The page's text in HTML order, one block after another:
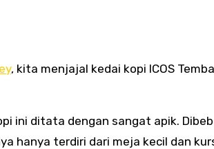
, kita menjajal kedai kopi ICOS
ini ditata dengan sangat apik.
hanya terdiri dari meja kecil dan